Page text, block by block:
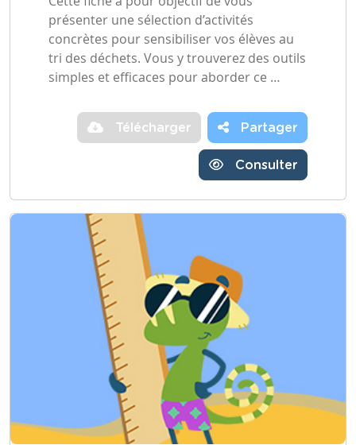
présenter une sélection d’activités
concrètes pour sensibiliser vos élèves au
tri des déchets. Vous y trouverez des outils
simples et efficaces pour aborder ce …
Télécharger Partager
Consulter